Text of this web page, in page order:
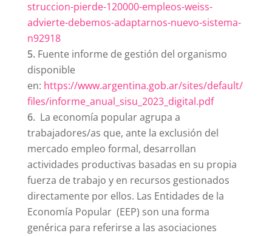
struccion-pierde-120000-empleos-weiss-
advierte-debemos-adaptarnos-nuevo-sistema-
n92918
Fuente informe de gestión del organismo
disponible
en: https://www.argentina.gob.ar/sites/default/
files/informe_anual_sisu_2023_digital.pdf
La economía popular agrupa a
trabajadores/as que, ante la exclusión del
mercado empleo formal, desarrollan
actividades productivas basadas en su propia
fuerza de trabajo y en recursos gestionados
directamente por ellos. Las Entidades de la
Economía Popular (EEP) son una forma
genérica para referirse a las asociaciones